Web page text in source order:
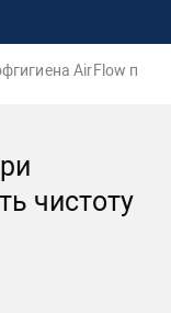
AirFlow при
чистоту